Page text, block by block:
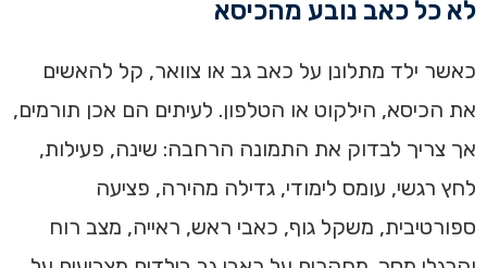
לא כל כאב נובע מהכיסא
כאשר ילד מתלונן על כאב גב או צוואר, קל להאשים
את הכיסא, הילקוט או הטלפון. לעיתים הם אכן תורמים,
אך צריך לבדוק את התמונה הרחבה: שינה, פעילות,
לחץ רגשי, עומס לימודי, גדילה מהירה, פציעה
ספורטיבית, משקל גוף, כאבי ראש, ראייה, מצב רוח